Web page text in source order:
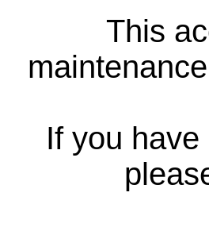
This
If you